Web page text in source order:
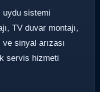
sistemi
TV duvar montajı,
sinyal arızası
servis hizmeti